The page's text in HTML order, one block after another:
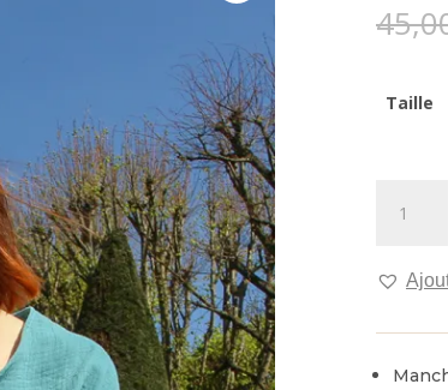
Taille
shirt